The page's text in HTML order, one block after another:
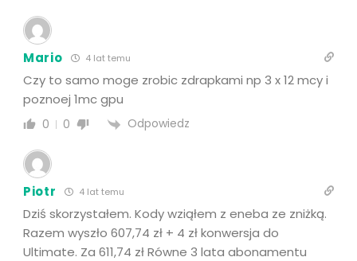
Mario 4 lat temu
Czy to samo moge zrobic zdrapkami np 3 x 12 mcy i
poznoej 1mc gpu
0 0 Odpowiedz
Piotr 4 lat temu
Dziś skorzystałem. Kody wziąłem z eneba ze zniżką.
Razem wyszło 607,74 zł + 4 zł konwersja do
Ultimate. Za 611,74 zł Równe 3 lata abonamentu